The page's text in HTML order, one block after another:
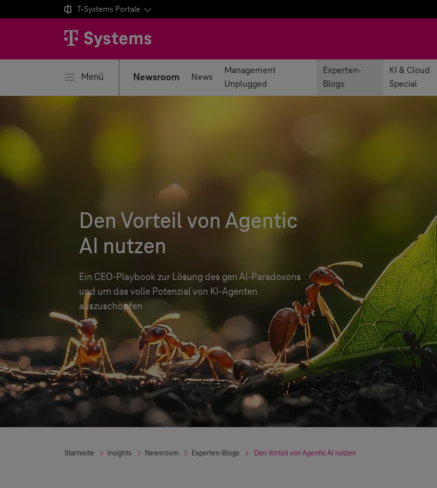
 T-Systems Portale
Menü Newsroom News
Management
Unplugged
Experten-
Blogs
KI & Cloud
Special
Den Vorteil von Agentic
AI nutzen
Ein CEO-Playbook zur Lösung des gen AI-Paradoxons
und um das volle Potenzial von KI-Agenten
auszuschöpfen
Startseite Insights Newsroom Experten-Blogs Den Vorteil von Agentic AI nutzen